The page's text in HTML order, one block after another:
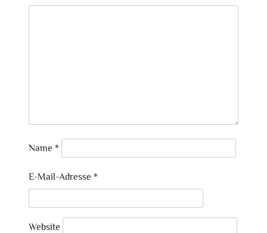
Name *
E-Mail-Adresse *
Website